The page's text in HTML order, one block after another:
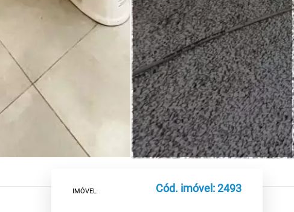
IMÓVEL Cód. imóvel: 2493